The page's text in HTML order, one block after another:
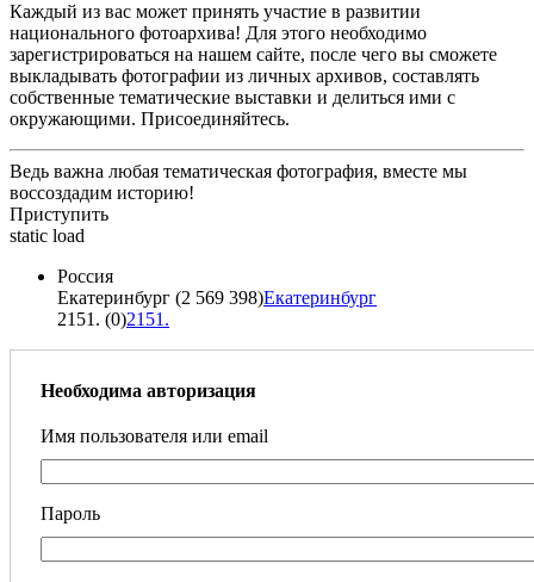
Каждый из вас может принять участие в развитии
национального фотоархива! Для этого необходимо
зарегистрироваться на нашем сайте, после чего вы сможете
выкладывать фотографии из личных архивов, составлять
собственные тематические выставки и делиться ими с
окружающими. Присоединяйтесь.
Ведь важна любая тематическая фотография, вместе мы
воссоздадим историю!
Приступить
static load
Россия
Екатеринбург (2 569 398)Екатеринбург
2151. (0)2151.
Необходима авторизация
Имя пользователя или email
Пароль